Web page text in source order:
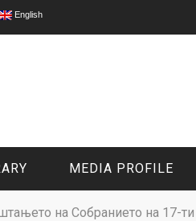
English
MEDIA PROFILE
на Собранието на 17-